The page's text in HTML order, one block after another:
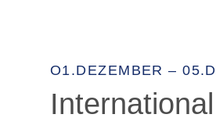
O1.DEZEMBER –